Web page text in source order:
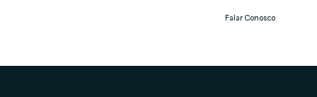
Falar Conosco